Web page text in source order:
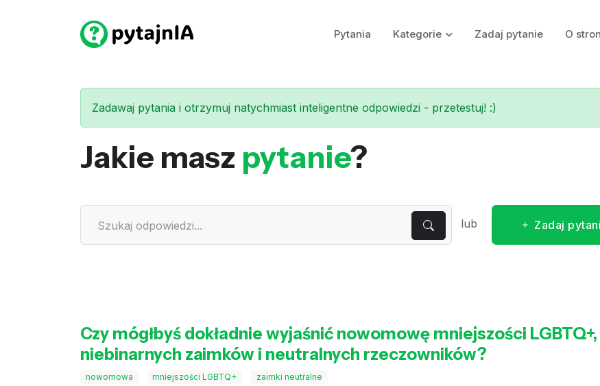
Pytania Kategorie Zadaj pytanie O
Zadawaj pytania i otrzymuj natychmiast inteligentne odpowiedzi - przetestuj! :)
Jakie masz pytanie?
lub Zadaj
Czy mógłbyś dokładnie wyjaśnić nowomowę mniejszości
niebinarnych zaimków i neutralnych rzeczowników?
nowomowa mniejszości LGBTQ+ zaimki neutralne